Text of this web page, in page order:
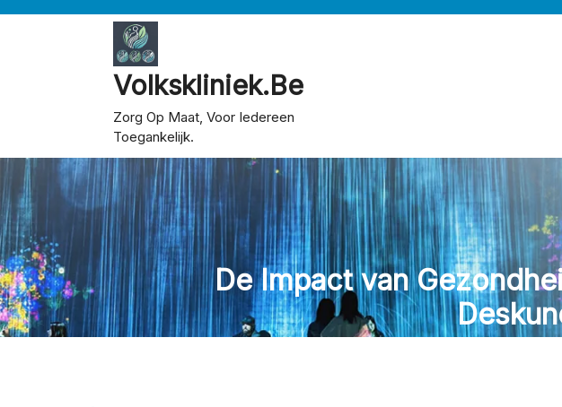
Volkskliniek.be
Zorg Op Maat, Voor Iedereen
Toegankelijk.
De Impact van